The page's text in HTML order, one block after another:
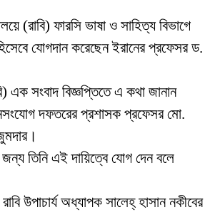
(রাবি) ফারসি ভাষা ও সাহিত্য বিভাগে
যোগদান করেছেন ইরানের প্রফেসর ড.
এক সংবাদ বিজ্ঞপ্তিতে এ কথা জানান
দফতরের প্রশাসক প্রফেসর মো.
তিনি এই দায়িত্বে যোগ দেন বলে
উপাচার্য অধ্যাপক সালেহ্ হাসান নকীবের